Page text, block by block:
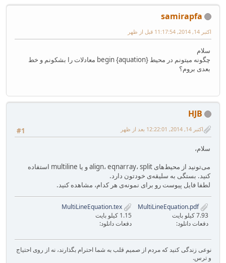
samirapfa
اکتبر 14, 2014, 11:17:54 قبل از ظهر
سلام
چگونه میتونم در محیط {begin {aquation معادلات را بشکونم و خط
بعدی بروم؟
HJB
#1 اکتبر 14, 2014, 12:22:01 بعد از ظهر
سلام،
می‌تونید از محیط‌های align، eqnarray، split و یا multiline استفاده
کنید. بستگی به سلیقه‌ی خودتون دارد.
لطفا فایل پیوست رو برای نمونه‌ی هر کدام، مشاهده کنید.
MultiLineEquation.pdf
7.93 کیلو بایت
دفعات دانلود:
1.15 کیلو بایت
دفعات دانلود:
نوعی زندگی کنید که مردم از صمیم قلب به شما احترام بگذارند، نه از روی احتیاج
و ترس.